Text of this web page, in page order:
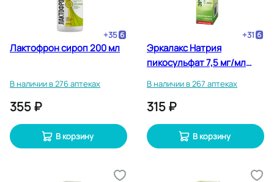
+35
Лактофрон сироп 200 мл
В наличии в 276 аптеках
355 ₽
В корзину
+31
Эркалакс Натрия
пикосульфат 7,5 мг/мл
15 мл
В наличии в 267 аптеках
315 ₽
В корзину